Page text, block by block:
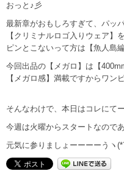
おっと♪彡
最新章がおもしろすぎて、パッ
【クリミナルロゴ入りウェア】
ピンとこないって方は【魚人島
今回出品の【メガロ】は【
【メガロ感】満載ですからワ
そんなわけで、本日はコレにて
今週は火曜からスタートなので
元気に参りましょーーーーうヽ